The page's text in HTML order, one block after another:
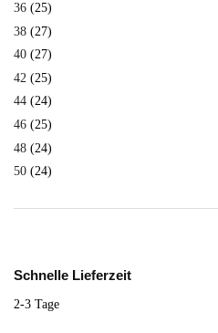
36 (25)
38 (27)
40 (27)
42 (25)
44 (24)
46 (25)
48 (24)
50 (24)
Schnelle Lieferzeit
2-3 Tage